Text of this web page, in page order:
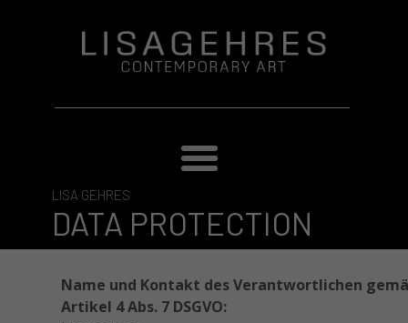
LISA GEHRES
DATA PROTECTION
Name und Kontakt des Verantwortlichen
Artikel 4 Abs. 7 DSGVO: